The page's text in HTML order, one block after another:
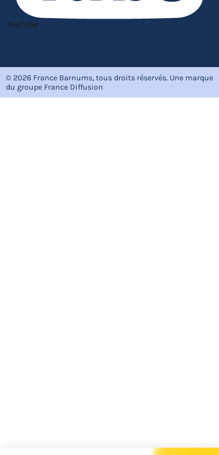
YouTube
© 2026 France Barnums, tous droits réservés. Une marque
du groupe France Diffusion